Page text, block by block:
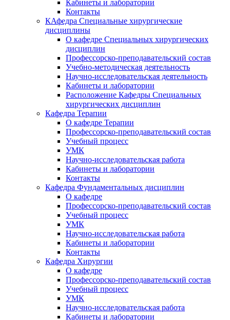
Кабинеты и лаборатории
Контакты
КАфедра Специальные хирургические
дисциплины
О кафедре Специальных хирургических
дисциплин
Профессорско-преподавательский состав
Учебно-методическая деятельность
Научно-исследовательская деятельность
Кабинеты и лаборатории
Расположение Кафедры Специальных
хирургических дисциплин
Кафедра Терапии
О кафедре Терапии
Профессорско-преподавательский состав
Учебный процесс
УМК
Научно-исследовательская работа
Кабинеты и лаборатории
Контакты
Кафедра Фундаментальных дисциплин
О кафедре
Профессорско-преподавательский состав
Учебный процесс
УМК
Научно-исследовательская работа
Кабинеты и лаборатории
Контакты
Кафедра Хирургии
О кафедре
Профессорско-преподавательский состав
Учебный процесс
УМК
Научно-исследовательская работа
Кабинеты и лаборатории